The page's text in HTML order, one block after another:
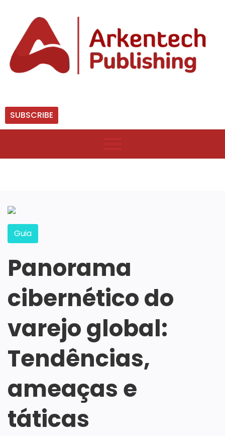
SUBSCRIBE
Guia
Panorama
cibernético do
varejo global:
Tendências,
ameaças e
táticas